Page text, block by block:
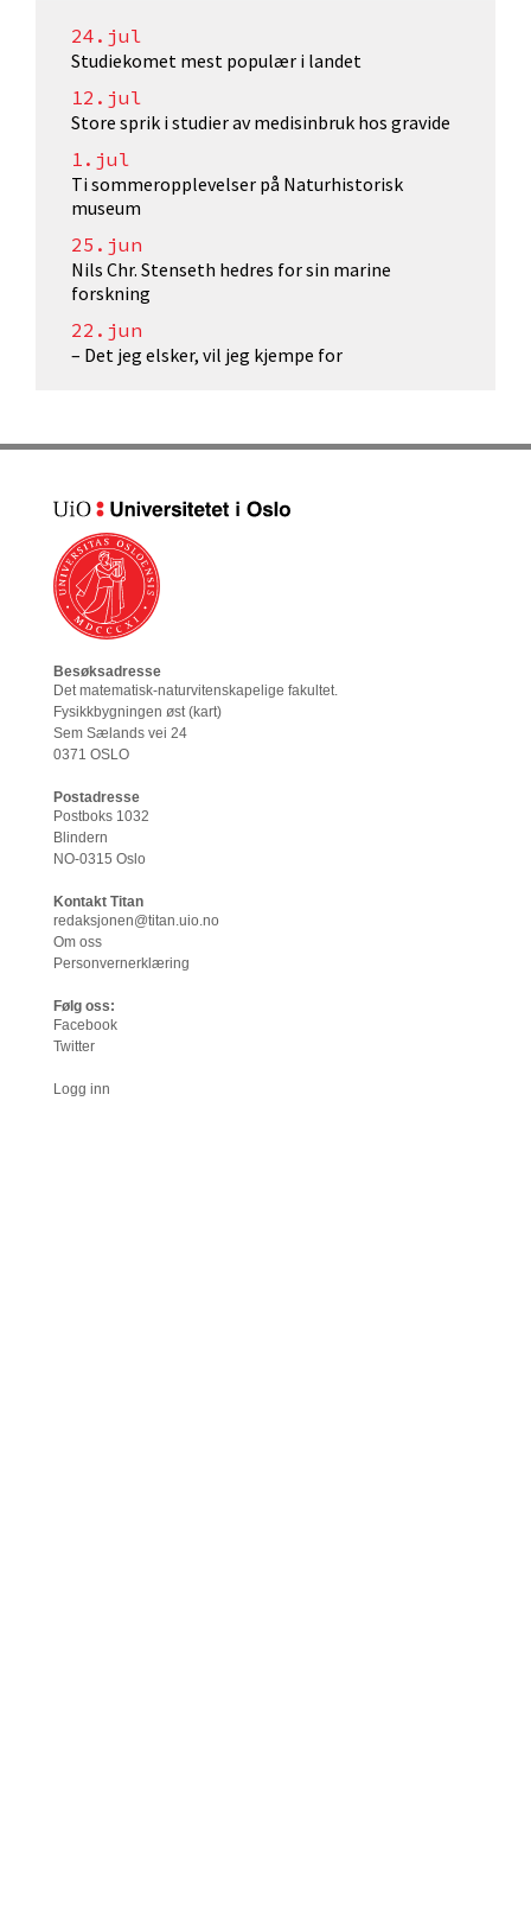
24.jul
Studiekomet mest populær i landet
12.jul
Store sprik i studier av medisinbruk hos gravide
1.jul
Ti sommeropplevelser på Naturhistorisk
museum
25.jun
Nils Chr. Stenseth hedres for sin marine
forskning
22.jun
– Det jeg elsker, vil jeg kjempe for
Besøksadresse
Det matematisk-naturvitenskapelige fakultet.
Fysikkbygningen øst (kart)
Sem Sælands vei 24
0371 OSLO
Postadresse
Postboks 1032
Blindern
NO-0315 Oslo
Kontakt Titan
redaksjonen@titan.uio.no
Om oss
Personvernerklæring
Følg oss:
Facebook
Twitter
Logg inn